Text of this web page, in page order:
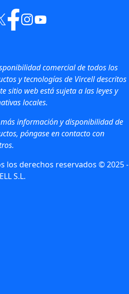
comercial de todos los
y tecnologías de Vircell descritos
sitio web está sujeta a las leyes y
locales.
información y disponibilidad de
póngase en contacto con
los derechos reservados © 2025 -
S.L.